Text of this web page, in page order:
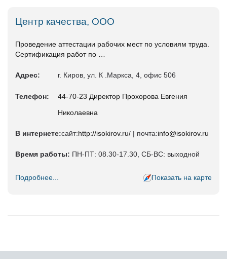
Центр качества, ООО
Проведение аттестации рабочих мест по условиям труда.
Сертификация работ по …
Адрес: г. Киров, ул. К .Маркса, 4, офис 506
Телефон:
44-70-23 Директор Прохорова Евгения
Николаевна
В интернете:сайт:http://isokirov.ru/ | почта:info@isokirov.ru
Время работы: ПН-ПТ: 08.30-17.30, СБ-ВС: выходной
Подробнее... Показать на карте